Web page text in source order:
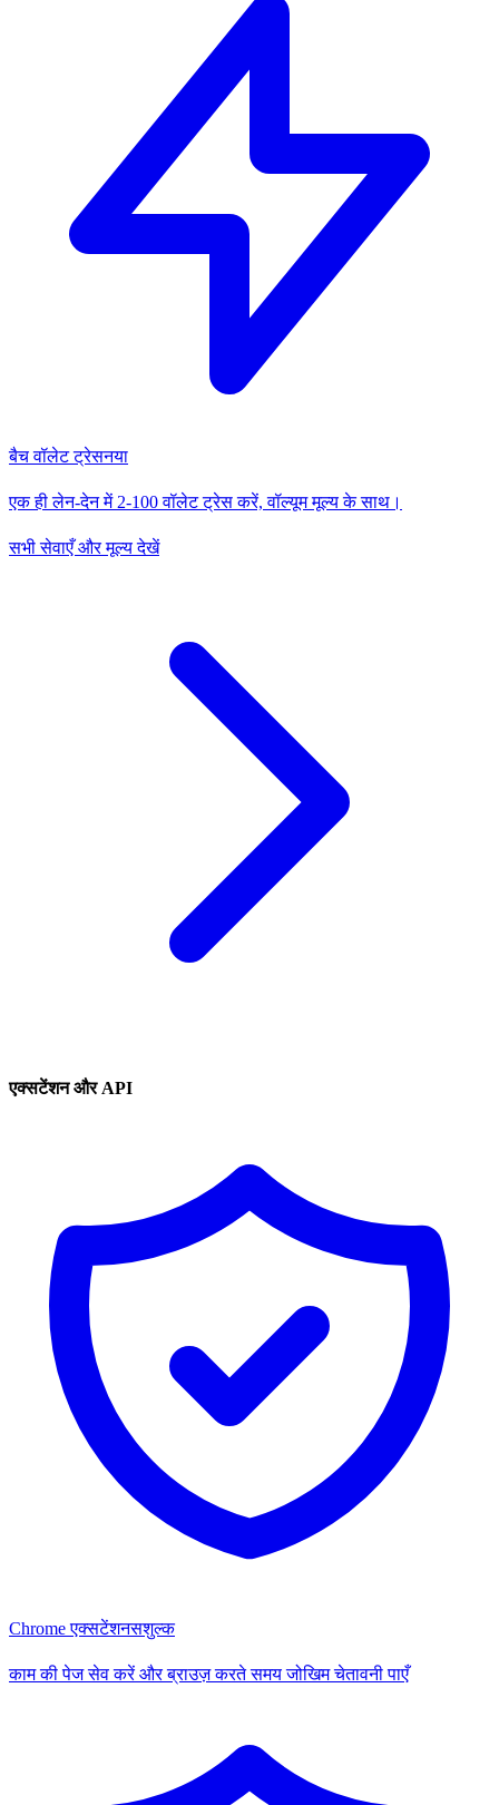
बैच वॉलेट ट्रेसनया
एक ही लेन-देन में 2-100 वॉलेट ट्रेस करें, वॉल्यूम मूल्य के साथ।
सभी सेवाएँ और मूल्य देखें
एक्सटेंशन और API
Chrome एक्सटेंशनसशुल्क
काम की पेज सेव करें और ब्राउज़ करते समय जोखिम चेतावनी पाएँ